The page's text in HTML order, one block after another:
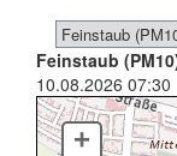
Feinstaub
10.08.2026 07:30
+